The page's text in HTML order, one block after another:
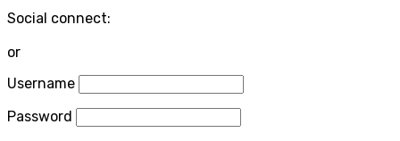
Social connect:
or
Username
Password